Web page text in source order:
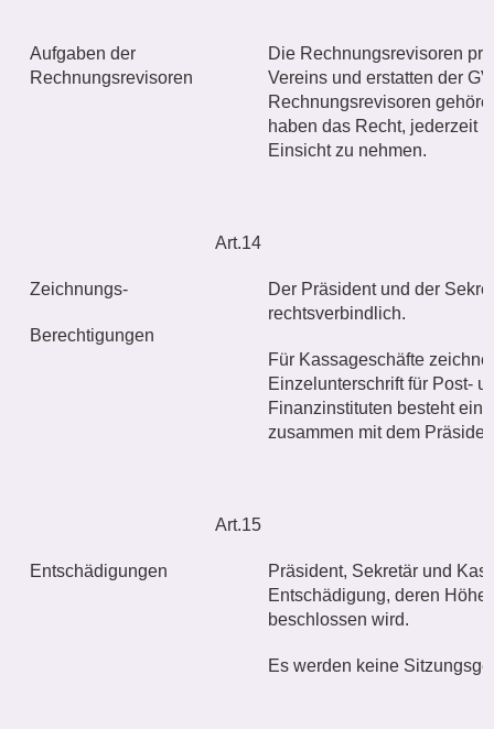
Aufgaben der
Rechnungsrevisoren
Die Rechnungsrevisoren
Vereins und erstatten der
Rechnungsrevisoren
haben das Recht, jederzeit
Einsicht zu nehmen.
Art.14
Zeichnungs-
Berechtigungen
Der Präsident und der
rechtsverbindlich.
Für Kassageschäfte
Einzelunterschrift für Post-
Finanzinstituten besteht
zusammen mit dem
Art.15
Entschädigungen
Präsident, Sekretär und
Entschädigung, deren
beschlossen wird.
Es werden keine